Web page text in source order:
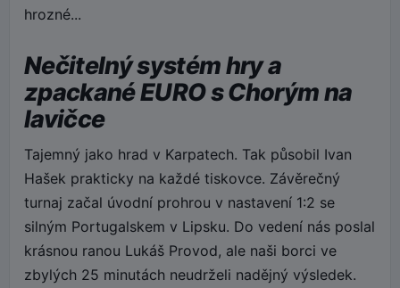
hrozné...
Nečitelný systém hry a
zpackané EURO s Chorým na
lavičce
Tajemný jako hrad v Karpatech. Tak působil Ivan
Hašek prakticky na každé tiskovce. Závěrečný
turnaj začal úvodní prohrou v nastavení 1:2 se
silným Portugalskem v Lipsku. Do vedení nás poslal
krásnou ranou Lukáš Provod, ale naši borci ve
zbylých 25 minutách neudrželi nadějný výsledek.